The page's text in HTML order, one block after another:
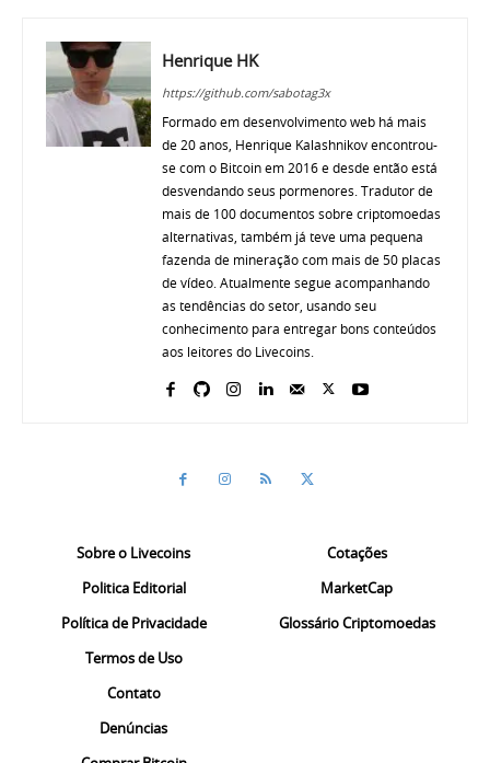
Henrique HK
https://github.com/sabotag3x
Formado em desenvolvimento web há mais
de 20 anos, Henrique Kalashnikov encontrou-
se com o Bitcoin em 2016 e desde então está
desvendando seus pormenores. Tradutor de
mais de 100 documentos sobre criptomoedas
alternativas, também já teve uma pequena
fazenda de mineração com mais de 50 placas
de vídeo. Atualmente segue acompanhando
as tendências do setor, usando seu
conhecimento para entregar bons conteúdos
aos leitores do Livecoins.
Sobre o Livecoins
Politica Editorial
Política de Privacidade
Termos de Uso
Contato
Denúncias
Cotações
MarketCap
Glossário Criptomoedas